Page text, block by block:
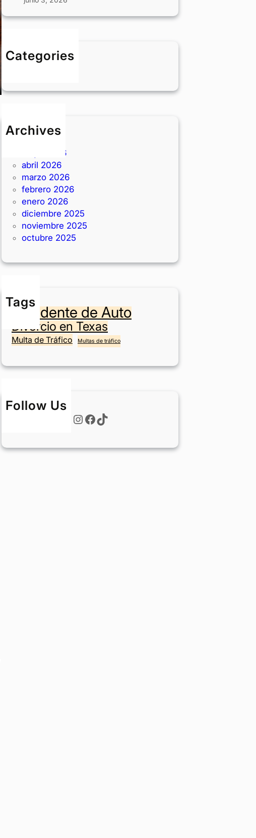
Categories
BLOG
Archives
mayo 2026
abril 2026
marzo 2026
febrero 2026
enero 2026
diciembre 2025
noviembre 2025
octubre 2025
Tags
Accidente de Auto
Divorcio en Texas
Multa de Tráfico Multas de tráfico
Follow Us
Instagram Facebook TikTok